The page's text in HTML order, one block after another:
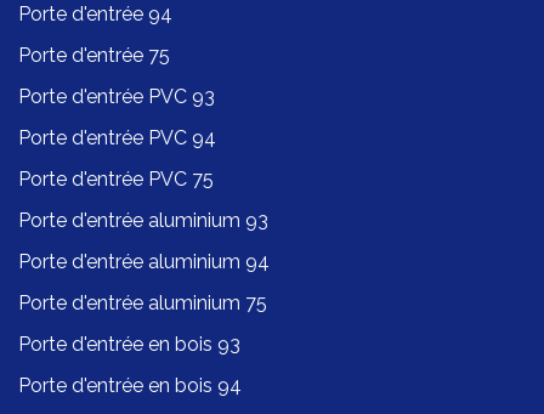
Porte d'entrée 94
Porte d'entrée 75
Porte d'entrée PVC 93
Porte d'entrée PVC 94
Porte d'entrée PVC 75
Porte d'entrée aluminium 93
Porte d'entrée aluminium 94
Porte d'entrée aluminium 75
Porte d'entrée en bois 93
Porte d'entrée en bois 94